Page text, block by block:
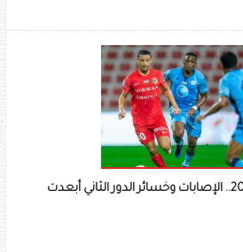
شباب الأهلي في دوري 2022.. الإصابات وخسائر الدور الثاني أبعدت